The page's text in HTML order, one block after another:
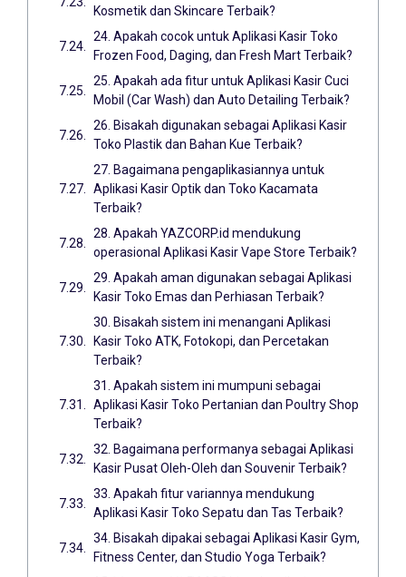
Kosmetik dan Skincare Terbaik?
24. Apakah cocok untuk Aplikasi Kasir Toko
Frozen Food, Daging, dan Fresh Mart Terbaik?
25. Apakah ada fitur untuk Aplikasi Kasir Cuci
Mobil (Car Wash) dan Auto Detailing Terbaik?
26. Bisakah digunakan sebagai Aplikasi Kasir
Toko Plastik dan Bahan Kue Terbaik?
27. Bagaimana pengaplikasiannya untuk
Aplikasi Kasir Optik dan Toko Kacamata
Terbaik?
28. Apakah YAZCORP.id mendukung
operasional Aplikasi Kasir Vape Store Terbaik?
29. Apakah aman digunakan sebagai Aplikasi
Kasir Toko Emas dan Perhiasan Terbaik?
30. Bisakah sistem ini menangani Aplikasi
Kasir Toko ATK, Fotokopi, dan Percetakan
Terbaik?
31. Apakah sistem ini mumpuni sebagai
Aplikasi Kasir Toko Pertanian dan Poultry Shop
Terbaik?
32. Bagaimana performanya sebagai Aplikasi
Kasir Pusat Oleh-Oleh dan Souvenir Terbaik?
33. Apakah fitur variannya mendukung
Aplikasi Kasir Toko Sepatu dan Tas Terbaik?
34. Bisakah dipakai sebagai Aplikasi Kasir Gym,
Fitness Center, dan Studio Yoga Terbaik?